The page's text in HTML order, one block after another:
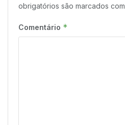
obrigatórios são marcados com
Comentário *